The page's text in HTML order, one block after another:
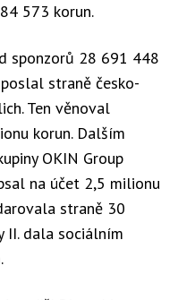
573 korun.
sponzorů 28 691 448
straně česko-
Ten věnoval
korun. Dalším
OKIN Group
na účet 2,5 milionu
straně 30
II. dala sociálním